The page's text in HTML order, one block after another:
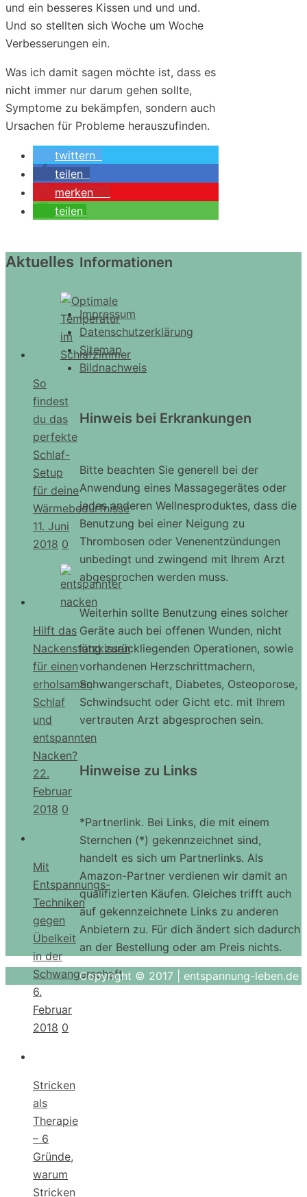
und ein besseres Kissen und und und.
Und so stellten sich Woche um Woche
Verbesserungen ein.
Was ich damit sagen möchte ist, dass es
nicht immer nur darum gehen sollte,
Symptome zu bekämpfen, sondern auch
Ursachen für Probleme herauszufinden.
twittern
teilen
merken
teilen
Aktuelles
So
findest
du das
perfekte
Schlaf-
Setup
für deine
Wärmebedürfnisse
11. Juni
2018 0
Hilft das
Nackenstützkissen
für einen
erholsamen
Schlaf
und
entspannten
Nacken?
22.
Februar
2018 0
Mit
Entspannungs-
Techniken
gegen
Übelkeit
in der
Schwangerschaft
6.
Februar
2018 0
Stricken
als
Therapie
– 6
Gründe,
warum
Stricken
Informationen
Impressum
Datenschutzerklärung
Sitemap
Bildnachweis
Hinweis bei Erkrankungen
Bitte beachten Sie generell bei der
Anwendung eines Massagegerätes oder
jedes anderen Wellnesproduktes, dass die
Benutzung bei einer Neigung zu
Thrombosen oder Venenentzündungen
unbedingt und zwingend mit Ihrem Arzt
abgesprochen werden muss.
Weiterhin sollte Benutzung eines solcher
Geräte auch bei offenen Wunden, nicht
lang zurückliegenden Operationen, sowie
vorhandenen Herzschrittmachern,
Schwangerschaft, Diabetes, Osteoporose,
Schwindsucht oder Gicht etc. mit Ihrem
vertrauten Arzt abgesprochen sein.
Hinweise zu Links
*Partnerlink. Bei Links, die mit einem
Sternchen (*) gekennzeichnet sind,
handelt es sich um Partnerlinks. Als
Amazon-Partner verdienen wir damit an
qualifizierten Käufen. Gleiches trifft auch
auf gekennzeichnete Links zu anderen
Anbietern zu. Für dich ändert sich dadurch
an der Bestellung oder am Preis nichts.
Copyright © 2017 | entspannung-leben.de